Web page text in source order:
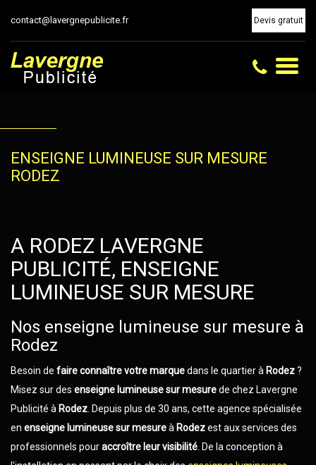
contact@lavergnepublicite.fr Devis gratuit
Toggle
ENSEIGNE LUMINEUSE SUR MESURE
RODEZ
A RODEZ LAVERGNE
PUBLICITÉ, ENSEIGNE
LUMINEUSE SUR MESURE
Nos enseigne lumineuse sur mesure à
Rodez
Besoin de faire connaître votre marquedans le quartier à Rodez?
Misez sur des enseigne lumineuse sur mesurede chez Lavergne
Publicité à Rodez . Depuis plus de 30 ans, cette agence spécialisée
en enseigne lumineuse sur mesureà Rodezest aux services des
professionnels pouraccroître leur visibilité . De la conception à